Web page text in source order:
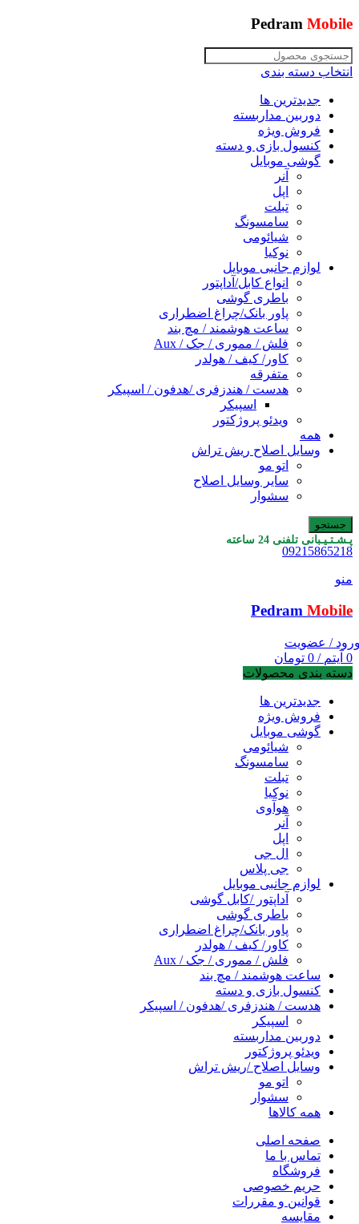
Pedram Mobile
انتخاب دسته بندی
جدیدترین ها
دوربین مداربسته
فروش ویژه
کنسول بازی و دسته
گوشی موبایل
آنر
اپل
تبلت
سامسونگ
شیائومی
نوکیا
لوازم جانبی موبایل
انواع کابل/آداپتور
باطری گوشی
پاور بانک/چراغ اضطراری
ساعت هوشمند / مچ بند
فلش / مموری / جک / Aux
کاور/ کیف / هولدر
متفرقه
هدست / هندزفری /هدفون / اسپیکر
اسپیکر
ویدئو پروژکتور
همه
وسایل اصلاح ریش تراش
اتو مو
سایر وسایل اصلاح
سشوار
جستجو
پـشـتـیـبانی تلفنی 24 ساعته
09215865218
منو
Pedram Mobile
/ عضویت
0 آیتم /
0 تومان
دسته بندی محصولات
جدیدترین ها
فروش ویژه
گوشی موبایل
شیائومی
سامسونگ
تبلت
نوکیا
هوآوی
آنر
اپل
ال جی
جی پلاس
لوازم جانبی موبایل
آداپتور /کابل گوشی
باطری گوشی
پاور بانک/چراغ اضطراری
کاور/ کیف / هولدر
فلش / مموری / جک / Aux
ساعت هوشمند / مچ بند
کنسول بازی و دسته
هدست / هندزفری /هدفون / اسپیکر
اسپیکر
دوربین مداربسته
ویدئو پروژکتور
وسایل اصلاح /ریش تراش
اتو مو
سشوار
همه کالاها
صفحه اصلی
تماس با ما
فروشگاه
حریم خصوصی
قوانین و مقررات
مقایسه